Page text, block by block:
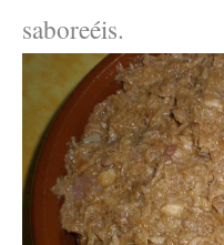
saboreéis.